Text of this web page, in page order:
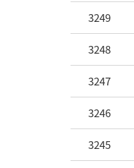
3249
3248
3247
3246
3245